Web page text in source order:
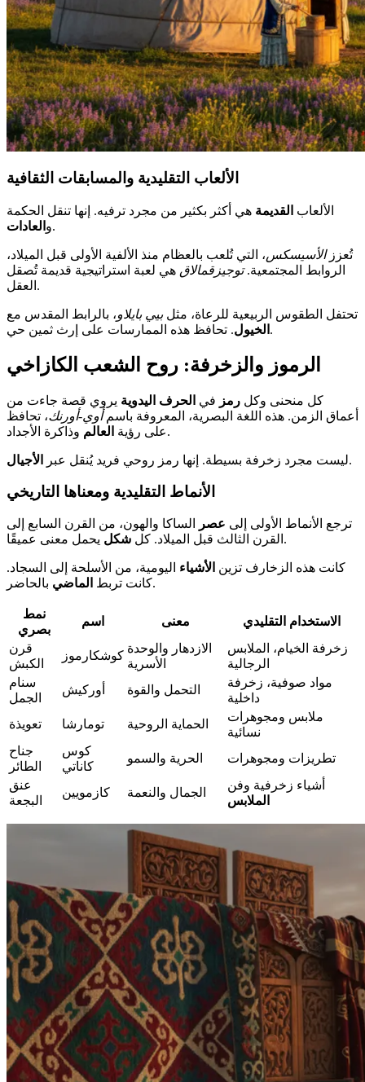
الألعاب التقليدية والمسابقات الثقافية
الألعاب القديمة هي أكثر بكثير من مجرد ترفيه. إنها تنقل الحكمة
و العادات .
تُعززالأسيسكس، التي تُلعب بالعظام منذ الألفية الأولى قبل الميلاد،
الروابط المجتمعية.توجيزقمالاق هي لعبة استراتيجية قديمة تُصقل
العقل.
تحتفل الطقوس الربيعية للرعاة، مثلبيي بايلاو، بالرابط المقدس مع
الخيول . تحافظ هذه الممارسات على إرث ثمين حي.
الرموز والزخرفة: روح الشعب الكازاخي
كل منحنى وكل رمز في الحرف اليدوية يروي قصة جاءت من
أعماق الزمن. هذه اللغة البصرية، المعروفة باسمأوي-أورنك، تحافظ
على رؤية العالم وذاكرة الأجداد.
ليست مجرد زخرفة بسيطة. إنها رمز روحي فريد يُنقل عبر الأجيال .
الأنماط التقليدية ومعناها التاريخي
ترجع الأنماط الأولى إلى عصر
الساكا والهون، من القرن السابع إلى
القرن الثالث قبل الميلاد. كل شكل يحمل معنى عميقًا.
كانت هذه الزخارف تزين الأشياء اليومية، من الأسلحة إلى السجاد.
كانت تربط الماضي بالحاضر.
نمط
بصري
اسم معنى
الاستخدام التقليدي
قرن
الكبش
كوشكارموز
الازدهار والوحدة
الأسرية
زخرفة الخيام، الملابس
الرجالية
سنام
الجمل
أوركيش التحمل والقوة
مواد صوفية، زخرفة
داخلية
تعويذة
تومارشا الحماية الروحية
ملابس ومجوهرات
نسائية
جناح
الطائر
كوس
كاناتي
الحرية والسمو
تطريزات ومجوهرات
عنق
البجعة
كازمويين الجمال والنعمة
أشياء زخرفية وفن
الملابس